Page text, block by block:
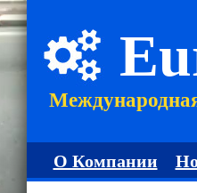
О Компании